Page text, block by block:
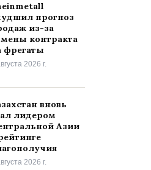
прогноз
из-за
контракта
фрегаты
2026 г.
вновь
лидером
Азии
2026 г.